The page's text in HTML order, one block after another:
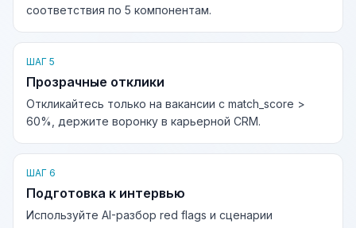
соответствия по 5 компонентам.
ШАГ 5
Прозрачные отклики
Откликайтесь только на вакансии с match_score >
60%, держите воронку в карьерной CRM.
ШАГ 6
Подготовка к интервью
Используйте AI-разбор red flags и сценарии